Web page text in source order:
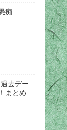
痴
去デー
まとめ